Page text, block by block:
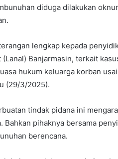
diduga dilakukan
lengkap kepada
Banjarmasin, terkait
hukum keluarga korban
(29/3/2025).
tindak pidana ini
Bahkan pihaknya bersama
berencana.